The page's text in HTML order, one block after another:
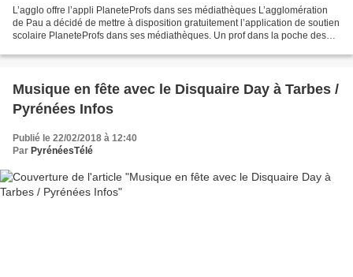
L’agglo offre l’appli PlaneteProfs dans ses médiathèques L’agglomération
de Pau a décidé de mettre à disposition gratuitement l’application de soutien
scolaire PlaneteProfs dans ses médiathèques. Un prof dans la poche des
Musique en fête avec le Disquaire Day à Tarbes /
Pyrénées Infos
Publié le 22/02/2018 à 12:40
Par PyrénéesTélé